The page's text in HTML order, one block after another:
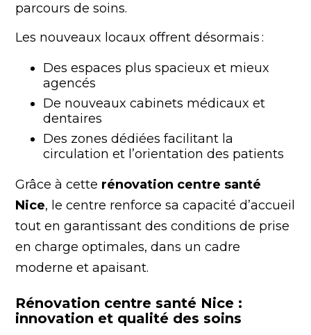
parcours de soins.
Les nouveaux locaux offrent désormais :
Des espaces plus spacieux et mieux
agencés
De nouveaux cabinets médicaux et
dentaires
Des zones dédiées facilitant la
circulation et l’orientation des patients
Grâce à cette rénovation centre santé
Nice, le centre renforce sa capacité d’accueil
tout en garantissant des conditions de prise
en charge optimales, dans un cadre
moderne et apaisant.
Rénovation centre santé Nice :
innovation et qualité des soins